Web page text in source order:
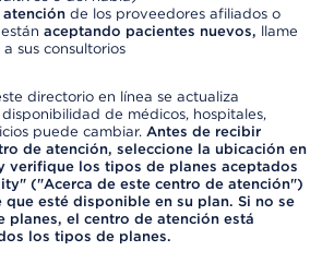
de los proveedores afiliados o
aceptando pacientes nuevos, llame
sus consultorios
directorio en línea se actualiza
de médicos, hospitales,
puede cambiar. Antes de recibir
de atención, seleccione la ubicación en
verifique los tipos de planes aceptados
("Acerca de este centro de atención")
que esté disponible en su plan. Si no se
planes, el centro de atención está
los tipos de planes.